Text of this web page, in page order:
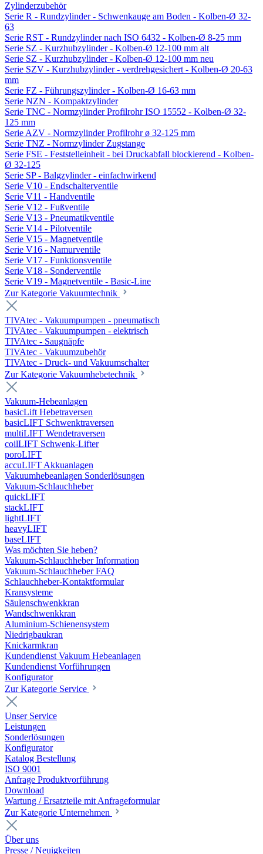
Zylinderzubehör
Serie R - Rundzylinder - Schwenkauge am Boden - Kolben-Ø 32-
63
Serie RST - Rundzylinder nach ISO 6432 - Kolben-Ø 8-25 mm
Serie SZ - Kurzhubzylinder - Kolben-Ø 12-100 mm alt
Serie SZ - Kurzhubzylinder - Kolben-Ø 12-100 mm neu
Serie SZV - Kurzhubzylinder - verdrehgesichert - Kolben-Ø 20-63
mm
Serie FZ - Führungszylinder - Kolben-Ø 16-63 mm
Serie NZN - Kompaktzylinder
Serie TNC - Normzylinder Profilrohr ISO 15552 - Kolben-Ø 32-
125 mm
Serie AZV - Normzylinder Profilrohr ø 32-125 mm
Serie TNZ - Normzylinder Zugstange
Serie FSE - Feststelleinheit - bei Druckabfall blockierend - Kolben-
Ø 32-125
Serie SP - Balgzylinder - einfachwirkend
Serie V10 - Endschalterventile
Serie V11 - Handventile
Serie V12 - Fußventile
Serie V13 - Pneumatikventile
Serie V14 - Pilotventile
Serie V15 - Magnetventile
Serie V16 - Namurventile
Serie V17 - Funktionsventile
Serie V18 - Sonderventile
Serie V19 - Magnetventile - Basic-Line
Zur Kategorie Vakuumtechnik
TIVAtec - Vakuumpumpen - pneumatisch
TIVAtec - Vakuumpumpen - elektrisch
TIVAtec - Saugnäpfe
TIVAtec - Vakuumzubehör
TIVAtec - Druck- und Vakuumschalter
Zur Kategorie Vakuumhebetechnik
Vakuum-Hebeanlagen
basicLift Hebetraversen
basicLIFT Schwenktraversen
multiLIFT Wendetraversen
coilLIFT Schwenk-Lifter
poroLIFT
accuLIFT Akkuanlagen
Vakuumhebeanlagen Sonderlösungen
Vakuum-Schlauchheber
quickLIFT
stackLIFT
lightLIFT
heavyLIFT
baseLIFT
Was möchten Sie heben?
Vakuum-Schlauchheber Information
Vakuum-Schlauchheber FAQ
Schlauchheber-Kontaktformular
Kransysteme
Säulenschwenkkran
Wandschwenkkran
Aluminium-Schienensystem
Niedrigbaukran
Knickarmkran
Kundendienst Vakuum Hebeanlagen
Kundendienst Vorführungen
Konfigurator
Zur Kategorie Service
Unser Service
Leistungen
Sonderlösungen
Konfigurator
Katalog Bestellung
ISO 9001
Anfrage Produktvorführung
Download
Wartung / Ersatzteile mit Anfrageformular
Zur Kategorie Unternehmen
Über uns
Presse / Neuigkeiten